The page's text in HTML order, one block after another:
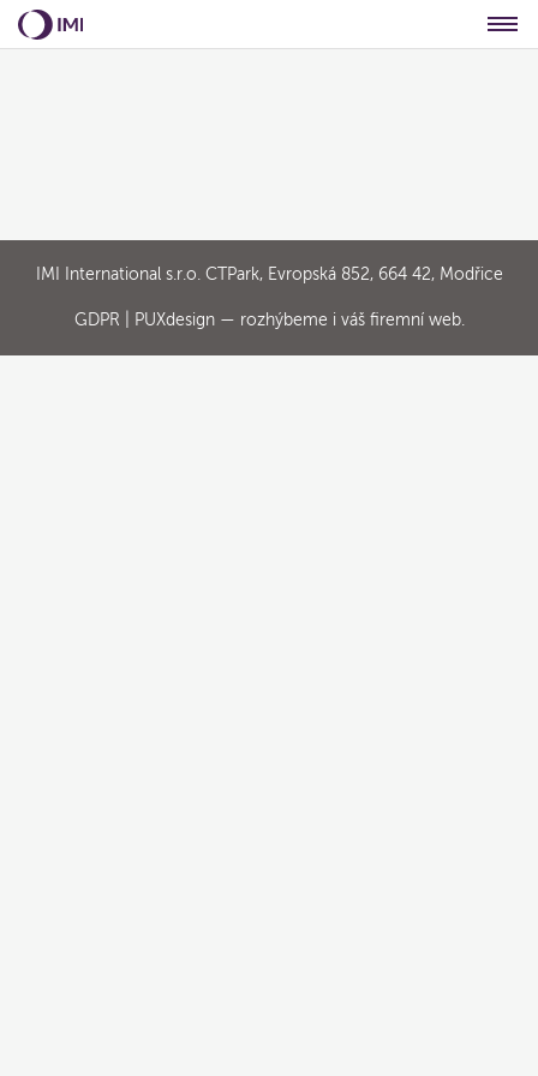
IMI International s.r.o. CTPark, Evropská 852, 664 42, Modřice
GDPR | PUXdesign — rozhýbeme i váš firemní web.